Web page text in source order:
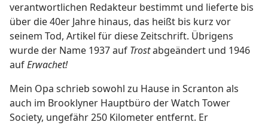
verantwortlichen Redakteur bestimmt und lieferte bis
über die 40er Jahre hinaus, das heißt bis kurz vor
seinem Tod, Artikel für diese Zeitschrift. Übrigens
wurde der Name 1937 auf Trostabgeändert und 1946
aufErwachet!
Mein Opa schrieb sowohl zu Hause in Scranton als
auch im Brooklyner Hauptbüro der Watch Tower
Society, ungefähr 250 Kilometer entfernt. Er